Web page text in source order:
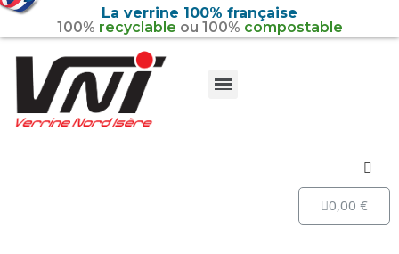
La verrine 100% française
100% recyclable ou 100% compostable
0,00 €